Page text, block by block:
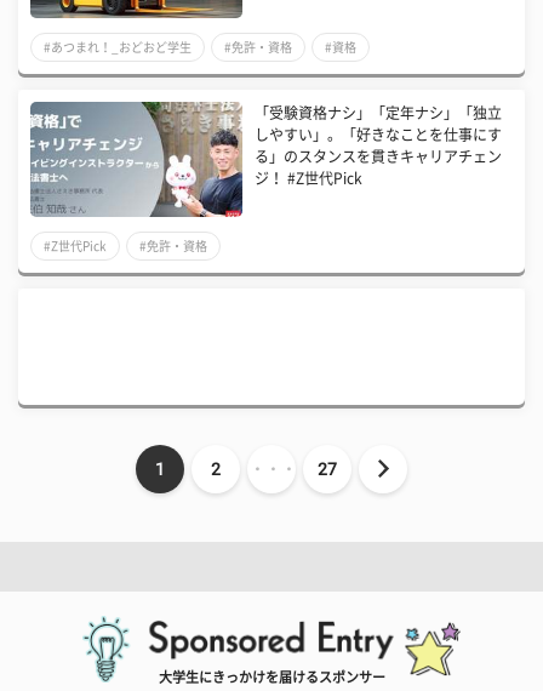
#あつまれ！_おどおど学生 #免許・資格 #資格
「受験資格ナシ」「定年ナシ」「独立
しやすい」。「好きなことを仕事にす
る」のスタンスを貫きキャリアチェン
ジ！ #Z世代Pick
#Z世代Pick #免許・資格
1 2 ・・・ 27
大学生にきっかけを届けるスポンサー